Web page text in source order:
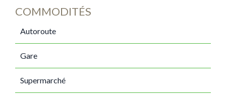
COMMODITÉS
Autoroute
Gare
Supermarché